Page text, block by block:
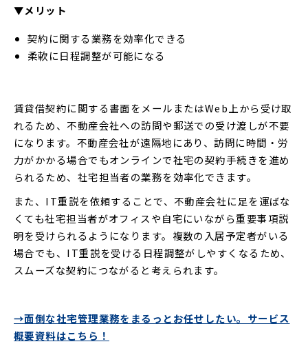
▼メリット
契約に関する業務を効率化できる
柔軟に日程調整が可能になる
賃貸借契約に関する書面をメールまたはWeb上から受け取
れるため、不動産会社への訪問や郵送での受け渡しが不要
になります。不動産会社が遠隔地にあり、訪問に時間・労
力がかかる場合でもオンラインで社宅の契約手続きを進め
られるため、社宅担当者の業務を効率化できます。
また、IT重説を依頼することで、不動産会社に足を運ばな
くても社宅担当者がオフィスや自宅にいながら重要事項説
明を受けられるようになります。複数の入居予定者がいる
場合でも、IT重説を受ける日程調整がしやすくなるため、
スムーズな契約につながると考えられます。
→面倒な社宅管理業務をまるっとお任せしたい。サービス
概要資料はこちら！